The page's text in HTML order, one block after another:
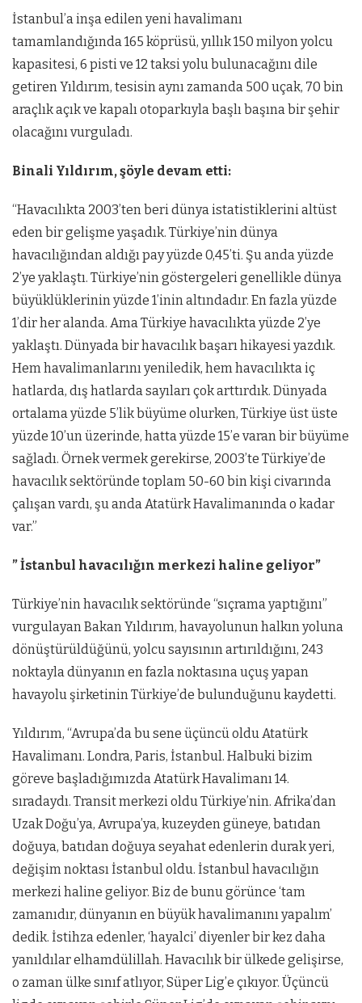
İstanbul’a inşa edilen yeni havalimanı
tamamlandığında 165 köprüsü, yıllık 150 milyon yolcu
kapasitesi, 6 pisti ve 12 taksi yolu bulunacağını dile
getiren Yıldırım, tesisin aynı zamanda 500 uçak, 70 bin
araçlık açık ve kapalı otoparkıyla başlı başına bir şehir
olacağını vurguladı.
Binali Yıldırım, şöyle devam etti:
“Havacılıkta 2003’ten beri dünya istatistiklerini altüst
eden bir gelişme yaşadık. Türkiye’nin dünya
havacılığından aldığı pay yüzde 0,45’ti. Şu anda yüzde
2’ye yaklaştı. Türkiye’nin göstergeleri genellikle dünya
büyüklüklerinin yüzde 1’inin altındadır. En fazla yüzde
1’dir her alanda. Ama Türkiye havacılıkta yüzde 2’ye
yaklaştı. Dünyada bir havacılık başarı hikayesi yazdık.
Hem havalimanlarını yeniledik, hem havacılıkta iç
hatlarda, dış hatlarda sayıları çok arttırdık. Dünyada
ortalama yüzde 5’lik büyüme olurken, Türkiye üst üste
yüzde 10’un üzerinde, hatta yüzde 15’e varan bir büyüme
sağladı. Örnek vermek gerekirse, 2003’te Türkiye’de
havacılık sektöründe toplam 50-60 bin kişi civarında
çalışan vardı, şu anda Atatürk Havalimanında o kadar
var.”
” İstanbul havacılığın merkezi haline geliyor”
Türkiye’nin havacılık sektöründe “sıçrama yaptığını”
vurgulayan Bakan Yıldırım, havayolunun halkın yoluna
dönüştürüldüğünü, yolcu sayısının artırıldığını, 243
noktayla dünyanın en fazla noktasına uçuş yapan
havayolu şirketinin Türkiye’de bulunduğunu kaydetti.
Yıldırım, “Avrupa’da bu sene üçüncü oldu Atatürk
Havalimanı. Londra, Paris, İstanbul. Halbuki bizim
göreve başladığımızda Atatürk Havalimanı 14.
sıradaydı. Transit merkezi oldu Türkiye’nin. Afrika’dan
Uzak Doğu’ya, Avrupa’ya, kuzeyden güneye, batıdan
doğuya, batıdan doğuya seyahat edenlerin durak yeri,
değişim noktası İstanbul oldu. İstanbul havacılığın
merkezi haline geliyor. Biz de bunu görünce ‘tam
zamanıdır, dünyanın en büyük havalimanını yapalım’
dedik. İstihza edenler, ‘hayalci’ diyenler bir kez daha
yanıldılar elhamdülillah. Havacılık bir ülkede gelişirse,
o zaman ülke sınıf atlıyor, Süper Lig’e çıkıyor. Üçüncü